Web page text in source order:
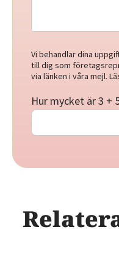
Vi behandlar dina
till dig som
via länken i våra mejl.
Hur mycket är 3 +